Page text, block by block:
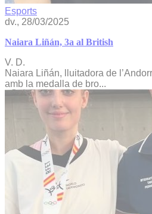
Esports
dv., 28/03/2025
Naiara Liñán, 3a al British
V. D.
Naiara Liñán, lluitadora de
amb la medalla de bro...